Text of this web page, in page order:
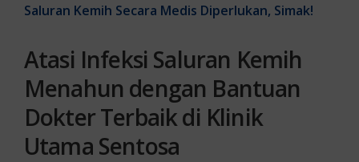
Saluran Kemih Secara Medis Diperlukan, Simak!
Atasi Infeksi Saluran Kemih
Menahun dengan Bantuan
Dokter Terbaik di Klinik
Utama Sentosa